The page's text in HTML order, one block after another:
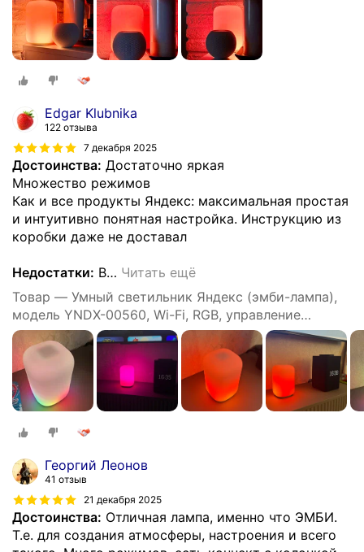
Edgar Klubnika
122 отзыва
7 декабря 2025
Достоинства: Достаточно яркая
Множество режимов
Как и все продукты Яндекс: максимальная простая
и интуитивно понятная настройка. Инструкцию из
коробки даже не доставал
Недостатки: В… Читать ещё
Товар — Умный светильник Яндекс (эмби-лампа),
модель YNDX-00560, Wi-Fi, RGB, управление
голосом, белый
Георгий Леонов
41 отзыв
21 декабря 2025
Достоинства: Отличная лампа, именно что ЭМБИ.
Т.е. для создания атмосферы, настроения и всего